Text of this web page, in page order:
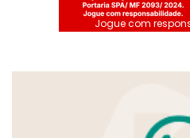
Jogue com